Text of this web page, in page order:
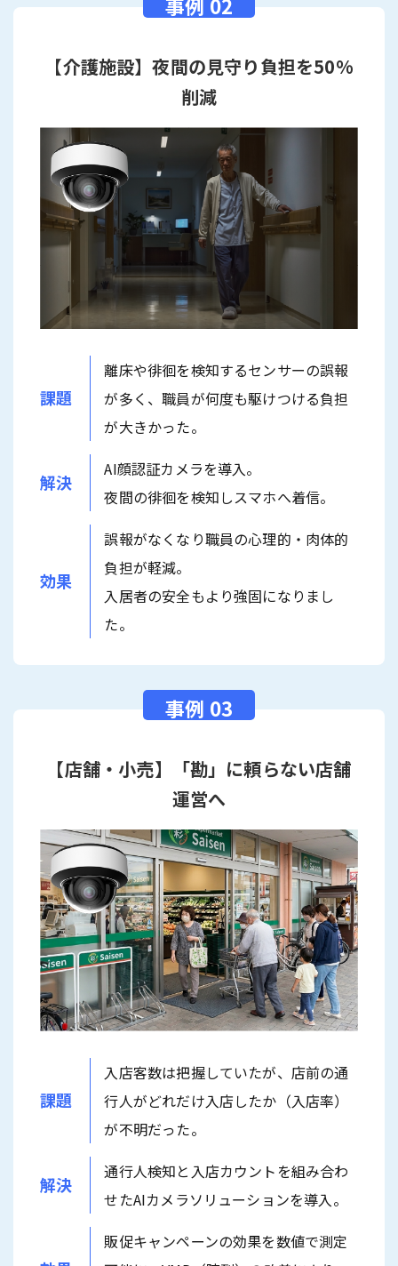
【介護施設】夜間の見守り負担を50%
削減
課題
離床や徘徊を検知するセンサーの誤報
が多く、職員が何度も駆けつける負担
が大きかった。
解決
AI顔認証カメラを導入。
夜間の徘徊を検知しスマホへ着信。
効果
誤報がなくなり職員の心理的・肉体的
負担が軽減。
入居者の安全もより強固になりまし
た。
【店舗・小売】「勘」に頼らない店舗
運営へ
課題
入店客数は把握していたが、店前の通
行人がどれだけ入店したか（入店率）
が不明だった。
解決
通行人検知と入店カウントを組み合わ
せたAIカメラソリューションを導入。
販促キャンペーンの効果を数値で測定